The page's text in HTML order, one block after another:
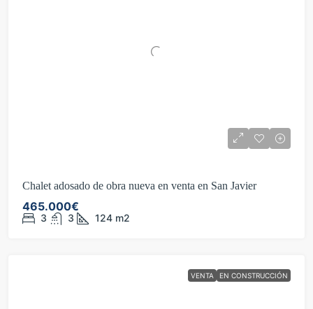
Chalet adosado de obra nueva en venta en San Javier
465.000€
3 3 124 m2
VENTA EN CONSTRUCCIÓN